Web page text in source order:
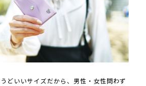
どいいサイズだから、男性・女性問わず